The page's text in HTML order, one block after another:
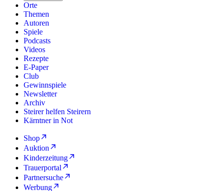
Orte
Themen
Autoren
Spiele
Podcasts
Videos
Rezepte
E-Paper
Club
Gewinnspiele
Newsletter
Archiv
Steirer helfen Steirern
Kärntner in Not
Shop
Auktion
Kinderzeitung
Trauerportal
Partnersuche
Werbung